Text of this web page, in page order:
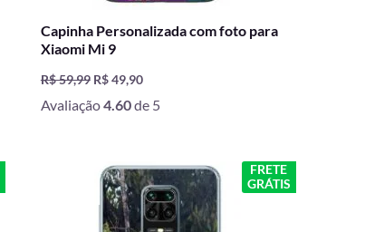
Capinha Personalizada com foto para
Xiaomi Mi 9
R$59,99 R$49,90
Avaliação4.60de 5
FRETE
GRÁTIS
preço
original
era:
O
preço
atual
é: